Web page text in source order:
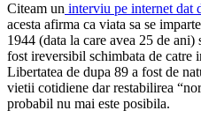
Citeam un interviu pe internet dat
acesta afirma ca viata sa se
1944 (data la care avea 25 de ani)
fost ireversibil schimbata de catre
Libertatea de dupa 89 a fost de
vietii cotidiene dar restabilirea
probabil nu mai este posibila.